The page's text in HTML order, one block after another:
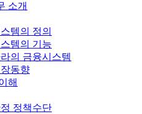
소개
템의 정의
템의 기능
의 금융시스템
동향
해
정책수단